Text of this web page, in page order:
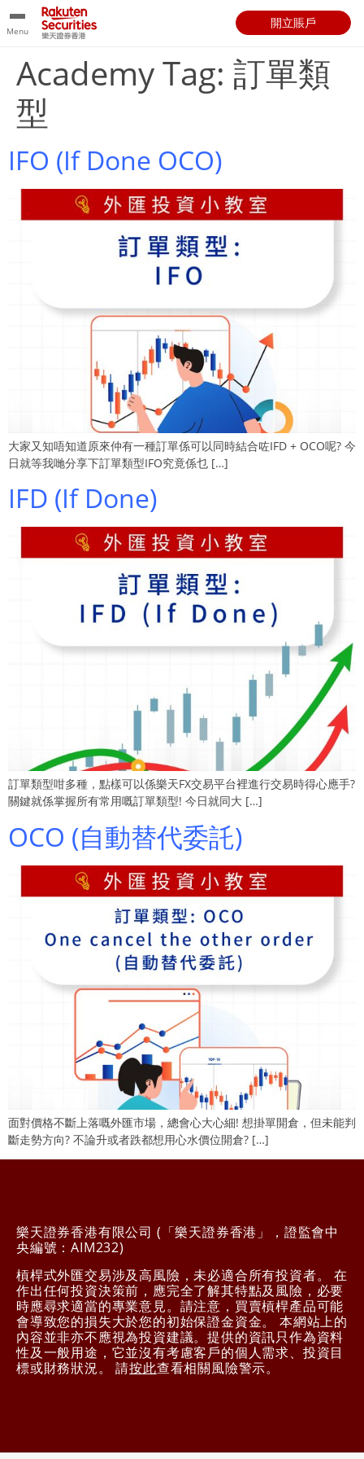
Menu
開立賬戶
Academy Tag: 訂單類
型
IFO (If Done OCO)
大家又知唔知道原來仲有一種訂單係可以同時結合咗IFD + OCO呢? 今
日就等我哋分享下訂單類型IFO究竟係乜 […]
IFD (If Done)
訂單類型咁多種，點樣可以係樂天FX交易平台裡進行交易時得心應手?
關鍵就係掌握所有常用嘅訂單類型! 今日就同大 […]
OCO (自動替代委託)
面對價格不斷上落嘅外匯市場，總會心大心細! 想掛單開倉，但未能判
斷走勢方向? 不論升或者跌都想用心水價位開倉? […]
樂天證券香港有限公司 (「樂天證券香港」，證監會中
央編號：AIM232)
槓桿式外匯交易涉及高風險，未必適合所有投資者。 在
作出任何投資決策前，應完全了解其特點及風險，必要
時應尋求適當的專業意見。請注意，買賣槓桿產品可能
會導致您的損失大於您的初始保證金資金。 本網站上的
內容並非亦不應視為投資建議。提供的資訊只作為資料
性及一般用途，它並沒有考慮客戶的個人需求、投資目
標或財務狀況。 請按此查看相關風險警示。